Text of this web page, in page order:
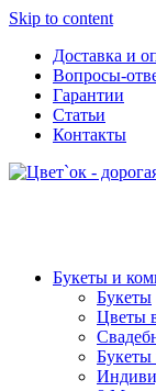
Skip to content
Доставка и
Вопросы-
Гарантии
Статьи
Контакты
Букеты и
Букеты
Цветы
Букеты